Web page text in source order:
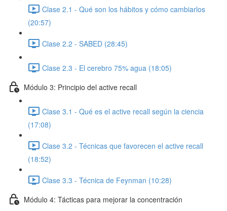
Clase 2.1 - Qué son los hábitos y cómo cambiarlos
(20:57)
Clase 2.2 - SABED (28:45)
Clase 2.3 - El cerebro 75% agua (18:05)
Módulo 3: Principio del active recall
Clase 3.1 - Qué es el active recall según la ciencia
(17:08)
Clase 3.2 - Técnicas que favorecen el active recall
(18:52)
Clase 3.3 - Técnica de Feynman (10:28)
Módulo 4: Tácticas para mejorar la concentración